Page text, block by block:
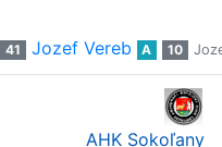
41 Jozef Vereb A 10
AHK Sokoľany